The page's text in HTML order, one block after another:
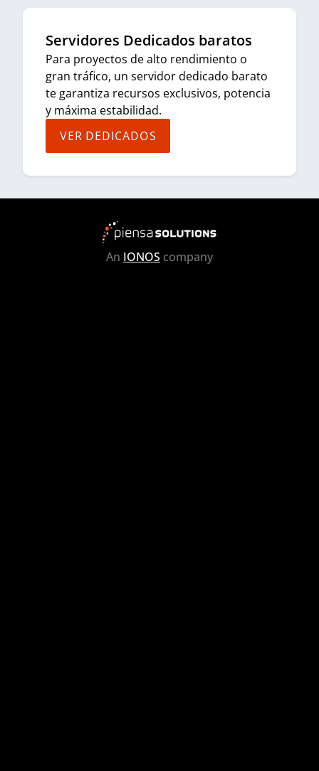
Servidores Dedicados baratos
Para proyectos de alto rendimiento o
gran tráfico, un servidor dedicado barato
te garantiza recursos exclusivos, potencia
y máxima estabilidad.
VER DEDICADOS
An IONOS company